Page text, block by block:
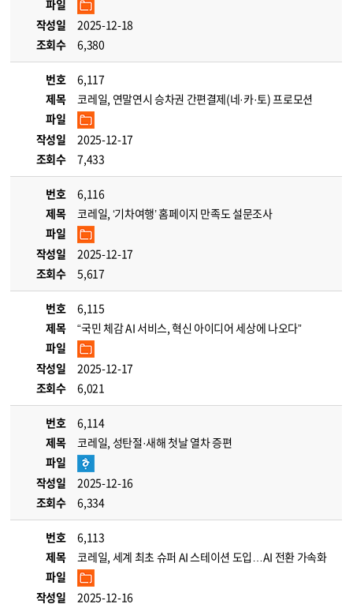
파일
작성일
2025-12-18
조회수
6,380
번호
6,117
제목
코레일, 연말연시 승차권 간편결제(네·카·토) 프로모션
파일
작성일
2025-12-17
조회수
7,433
번호
6,116
제목
코레일, ‘기차여행’ 홈페이지 만족도 설문조사
파일
작성일
2025-12-17
조회수
5,617
번호
6,115
제목
“국민 체감 AI 서비스, 혁신 아이디어 세상에 나오다”
파일
작성일
2025-12-17
조회수
6,021
번호
6,114
제목
코레일, 성탄절·새해 첫날 열차 증편
파일
작성일
2025-12-16
조회수
6,334
번호
6,113
제목
코레일, 세계 최초 슈퍼 AI 스테이션 도입…AI 전환 가속화
파일
작성일
2025-12-16